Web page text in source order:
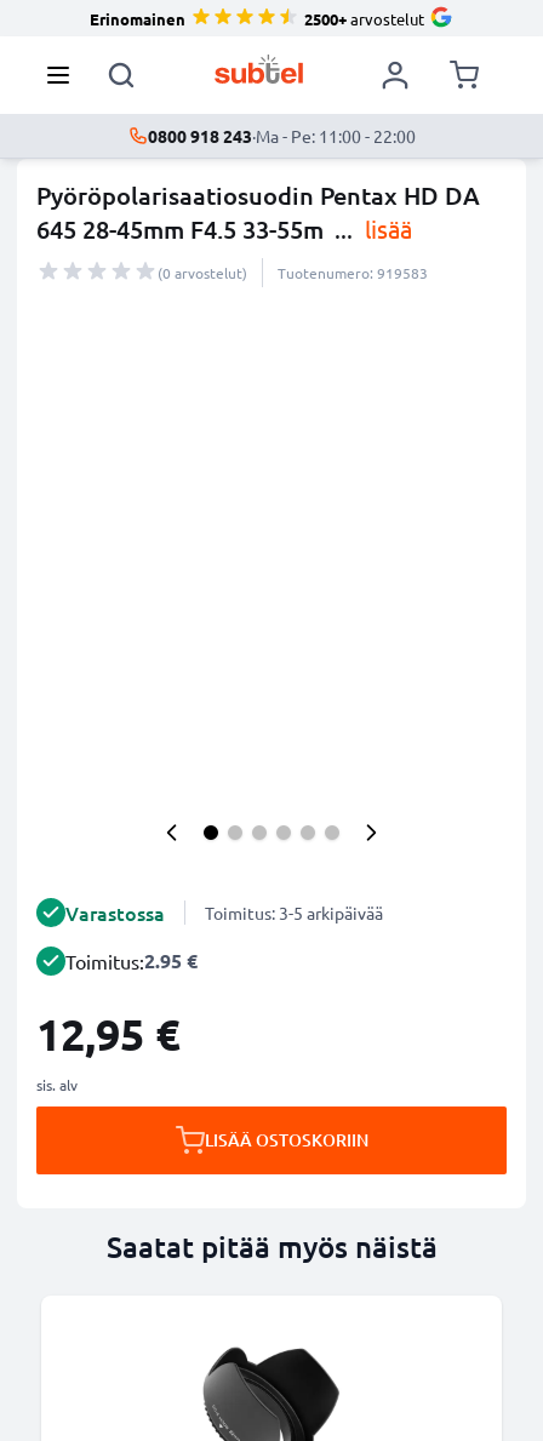
Erinomainen 2500+arvostelut
0800 918 243·Ma - Pe: 11:00 - 22:00
Pyöröpolarisaatiosuodin Pentax HD DA
645 28-45mm F4.5 33-55m ... lisää
(0 arvostelut) Tuotenumero: 919583
Varastossa Toimitus: 3-5 arkipäivää
Toimitus:2.95 €
12,95 €
sis. alv
LISÄÄ OSTOSKORIIN
Saatat pitää myös näistä